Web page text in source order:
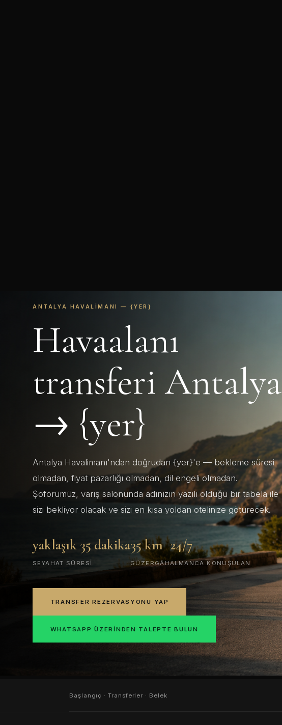
ANTALYA HAVALIMANI — {YER}
Havaalanı
transferi Antalya
→ {yer}
Antalya Havalimanı'ndan doğrudan {yer}'e — bekleme süresi
olmadan, fiyat pazarlığı olmadan, dil engeli olmadan.
Şoförümüz, varış salonunda adınızın yazılı olduğu bir tabela ile
sizi bekliyor olacak ve sizi en kısa yoldan otelinize götürecek.
yaklaşık 35 dakika
SEYAHAT SÜRESI
35 km
GÜZERGÂH
24/7
ALMANCA KONUŞULAN
TRANSFER REZERVASYONU YAP
WHATSAPP ÜZERINDEN TALEPTE BULUN
Başlangıç ·Transferler · Belek